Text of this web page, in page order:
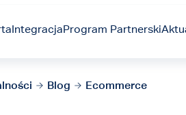
IntegracjaProgram Partnerski
Blog Ecommerce